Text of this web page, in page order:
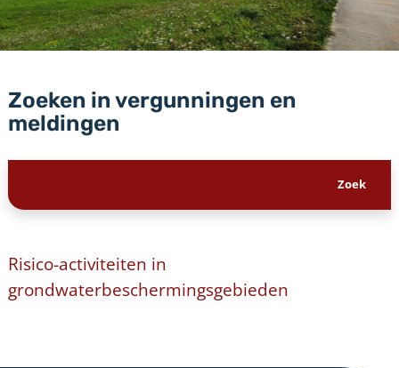
Zoeken in vergunningen en
meldingen
Risico-activiteiten in
grondwaterbeschermingsgebieden